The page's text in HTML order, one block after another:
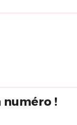
numéro !